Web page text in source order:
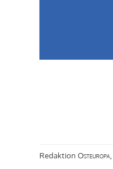
RedaktionOsteuropa